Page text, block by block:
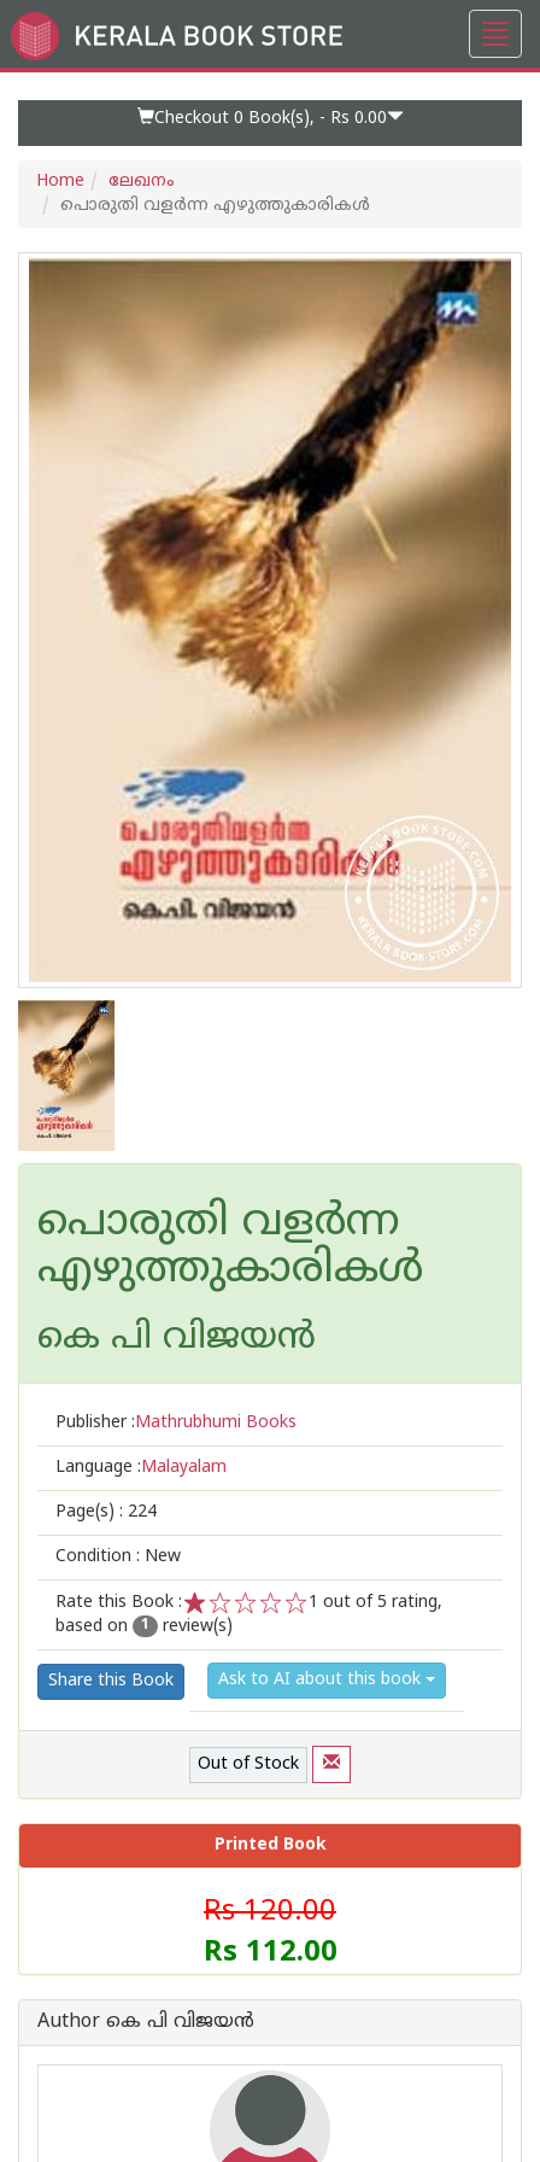
Go
to
Checkout 0 Book(s), - Rs 0.00
Home
ലേഖനം
പൊരുതി വളര്‍ന്ന എഴുത്തുകാരികള്‍
പൊരുതി വളര്‍ന്ന
എഴുത്തുകാരികള്‍
കെ പി വിജയ‌ന്‍
Publisher :Mathrubhumi Books
Language :Malayalam
Page(s) : 224
Condition : New
Rate this Book :
2
1
1 out of 5 rating,
based on
1 review(s)
Share this Book Ask to AI about this book
Out of Stock
Printed Book
Rs 120.00
Rs 112.00
Author കെ പി വിജയ‌ന്‍